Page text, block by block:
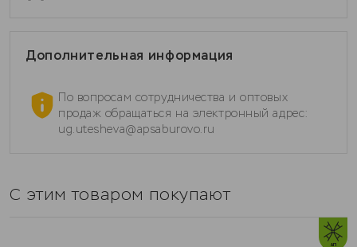
Дополнительная информация
По вопросам сотрудничества и оптовых
продаж обращаться на электронный адрес:
ug.utesheva@apsaburovo.ru
С этим товаром покупают